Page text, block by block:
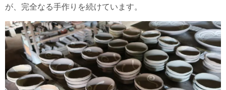
が、完全なる手作りを続けています。